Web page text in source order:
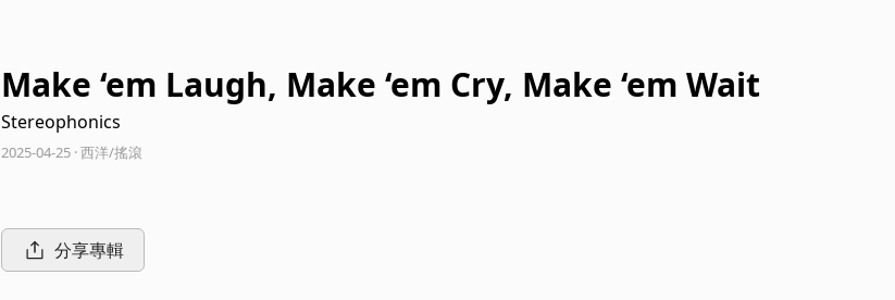
Make ‘em Laugh, Make ‘em Cry, Make ‘em Wait
Stereophonics
2025-04-25 · 西洋/搖滾
分享專輯